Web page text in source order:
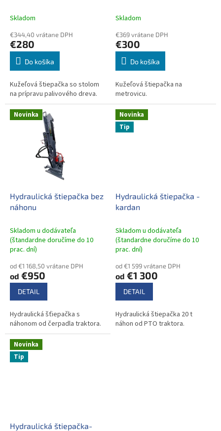
Skladom
€344,40 vrátane DPH
€280
Do košíka
Kužeľová štiepačka so stolom
na prípravu palivového dreva.
Skladom
€369 vrátane DPH
€300
Do košíka
Kužeľová štiepačka na
metrovicu.
Novinka
Hydraulická štiepačka bez
náhonu
Skladom u dodávateľa
(štandardne doručíme do 10
prac. dní)
od €1 168,50 vrátane DPH
od €950
DETAIL
Hydraulická šťiepačka s
náhonom od čerpadla traktora.
Novinka
Tip
Hydraulická štiepačka -
kardan
Skladom u dodávateľa
(štandardne doručíme do 10
prac. dní)
od €1 599 vrátane DPH
od €1 300
DETAIL
Hydraulická štiepačka 20 t
náhon od PTO traktora.
Novinka
Tip
Hydraulická štiepačka-